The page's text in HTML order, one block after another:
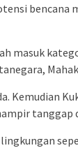
masuk
Kemudian
tanggap